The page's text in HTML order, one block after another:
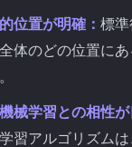
位置が明確： 標準
体のどの位置に
械学習との相性が
習アルゴリズム